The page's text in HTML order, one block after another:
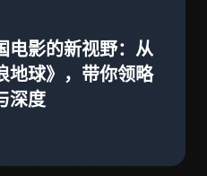
电影的新视野：从
地球》，带你领略
深度